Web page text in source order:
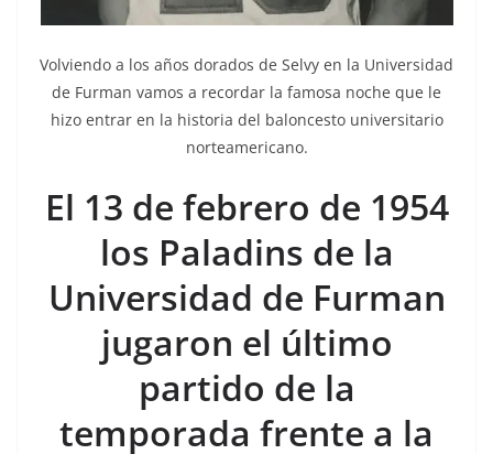
Volviendo a los años dorados de Selvy en la Universidad
de Furman vamos a recordar la famosa noche que le
hizo entrar en la historia del baloncesto universitario
norteamericano.
El 13 de febrero de 1954
los Paladins de la
Universidad de Furman
jugaron el último
partido de la
temporada frente a la